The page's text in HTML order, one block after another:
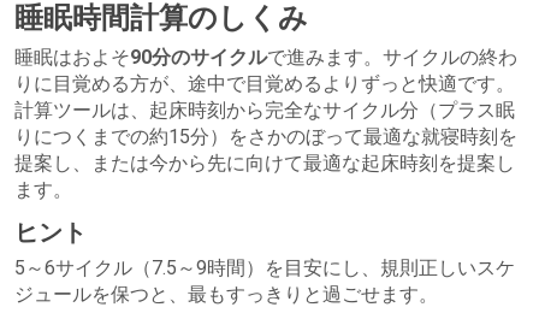
睡眠時間計算のしくみ
睡眠はおよそ90分のサイクルで進みます。サイクルの終わ
りに目覚める方が、途中で目覚めるよりずっと快適です。
計算ツールは、起床時刻から完全なサイクル分（プラス眠
りにつくまでの約15分）をさかのぼって最適な就寝時刻を
提案し、または今から先に向けて最適な起床時刻を提案し
ます。
ヒント
5～6サイクル（7.5～9時間）を目安にし、規則正しいスケ
ジュールを保つと、最もすっきりと過ごせます。